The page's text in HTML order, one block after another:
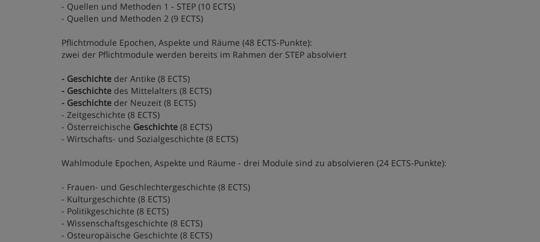
- Quellen und Methoden 1 - STEP (10 ECTS)
- Quellen und Methoden 2 (9 ECTS)
Pflichtmodule Epochen, Aspekte und Räume (48 ECTS-Punkte):
zwei der Pflichtmodule werden bereits im Rahmen der STEP absolviert
- Geschichte der Antike (8 ECTS)
- Geschichte des Mittelalters (8 ECTS)
- Geschichte der Neuzeit (8 ECTS)
- Zeitgeschichte (8 ECTS)
- Österreichische Geschichte (8 ECTS)
- Wirtschafts- und Sozialgeschichte (8 ECTS)
Wahlmodule Epochen, Aspekte und Räume - drei Module sind zu absolvieren (24 ECTS-Punkte):
- Frauen- und Geschlechtergeschichte (8 ECTS)
- Kulturgeschichte (8 ECTS)
- Politikgeschichte (8 ECTS)
- Wissenschaftsgeschichte (8 ECTS)
- Osteuropäische Geschichte (8 ECTS)